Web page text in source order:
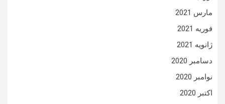
مارس 2021
فوریه 2021
ژانویه 2021
دسامبر 2020
نوامبر 2020
اکتبر 2020